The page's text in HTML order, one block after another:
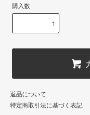
購入数
返品について
特定商取引法に基づく表記